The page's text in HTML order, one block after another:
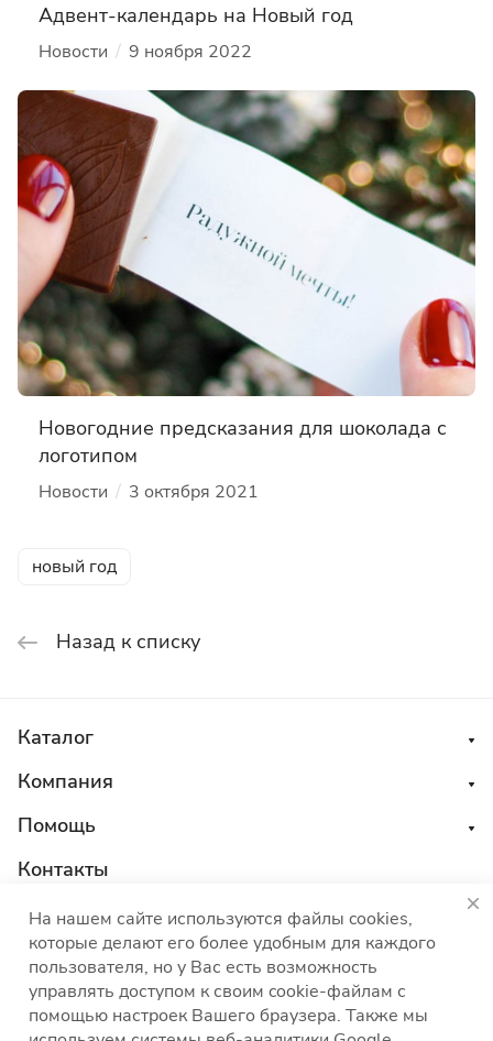
Адвент-календарь на Новый год
Новости / 9 ноября 2022
Новогодние предсказания для шоколада с
логотипом
Новости / 3 октября 2021
новый год
Назад к списку
Каталог
Компания
Помощь
Контакты
8 800 555 45 04
sales@choco-corp.com
На нашем сайте используются файлы cookies,
которые делают его более удобным для каждого
пользователя, но у Вас есть возможность
управлять доступом к своим cookie-файлам с
помощью настроек Вашего браузера. Также мы